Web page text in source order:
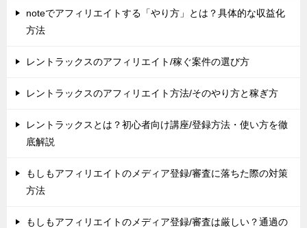
noteでアフィリエイトする「やり方」とは？具体的な収益化
方法
レントラックスのアフィリエイト/稼ぐ案件の選び方
レントラックスのアフィリエイト方法/そのやり方と稼ぎ方
レントラックスとは？初心者向け講座/登録方法・使い方を徹
底解説
もしもアフィリエイトのメディア登録/審査に落ちた際の対策
方法
もしもアフィリエイトのメディア登録/審査は厳しい？通過の